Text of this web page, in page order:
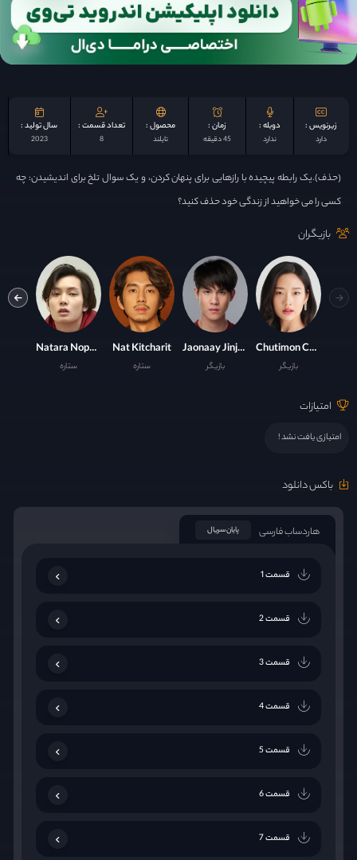
زیرنویس :
دارد
دوبله :
ندارد
زمان :
45 دقیقه
محصول :
تایلند
تعداد قسمت :
8
سال تولید :
2023
(حذف).یک رابطه پیچیده با رازهایی برای پنهان کردن، و یک سوال تلخ برای اندیشیدن: چه
کسی را می خواهید از زندگی خود حذف کنید؟
بازیگران
Chutimon Chuengcharoensukying
بازیگر
Jaonaay Jinjett Wattanasin
بازیگر
Nat Kitcharit
ستاره
Natara Nopparatayapon
ستاره
امتیازات
امتیازی یافت نشد !
باکس دانلود
هاردساب فارسی پایان سریال
قسمت 1
قسمت 2
قسمت 3
قسمت 4
قسمت 5
قسمت 6
قسمت 7